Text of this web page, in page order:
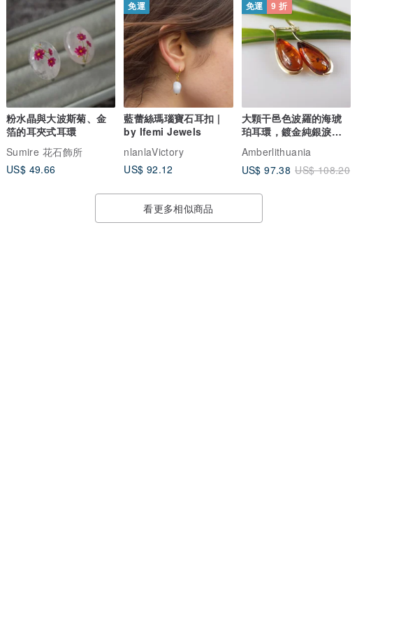
粉水晶與大波斯菊、金
箔的耳夾式耳環
Sumire 花石飾所
US$ 49.66
免運
藍蕾絲瑪瑙寶石耳扣 |
by Ifemi Jewels
nlanlaVictory
US$ 92.12
免運 9 折
大顆干邑色波羅的海琥
珀耳環，鍍金純銀淚滴
形槓桿式耳扣
Amberlithuania
US$ 97.38 US$ 108.20
看更多相似商品